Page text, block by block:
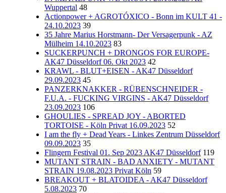
Wuppertal 48
Actionpower + AGROTÓXICO - Bonn im KULT 41 -
24.10.2023 39
35 Jahre Marius Horstmann- Der Versagerpunk - AZ
Mülheim 14.10.2023 83
SUCKERPUNCH + DRONGOS FOR EUROPE-
AK47 Düsseldorf 06. Okt 2023 42
KRAWL - BLUT+EISEN - AK47 Düsseldorf
29.09.2023 45
PANZERKNAKKER - RÜBENSCHNEIDER -
F.U.A. - FUCKING VIRGINS - AK47 Düsseldorf
23.09.2023 106
GHOULIES - SPREAD JOY - ABORTED
TORTOISE - Köln Privat 16.09.2023 52
I am the fly + Dead Years - Linkes Zentrum Düsseldorf
09.09.2023 35
Flingern Festival 01. Sep 2023 AK47 Düsseldorf 119
MUTANT STRAIN - BAD ANXIETY - MUTANT
STRAIN 19.08.2023 Privat Köln 59
BREAKOUT + BLATOIDEA - AK47 Düsseldorf
5.08.2023 70